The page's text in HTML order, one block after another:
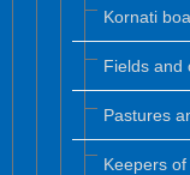
Kornati
Fields and
Pastures
Keepers